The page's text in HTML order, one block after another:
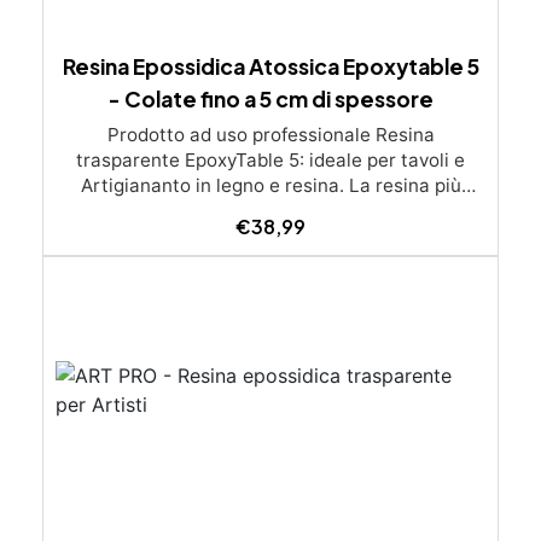
Resina Epossidica Atossica Epoxytable 5
- Colate fino a 5 cm di spessore
Prodotto ad uso professionale Resina
trasparente EpoxyTable 5: ideale per tavoli e
Artigiananto in legno e resina. La resina più
perfetta per colate di alto spessore fino a 5 cm.
Applicazioni Principali: Realizzazione di tavoli in
spessore dentro stampi e cassaforme
Caratteristiche principali: ✅ Bassissima
€38,99